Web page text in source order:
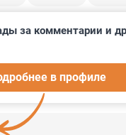
12
за комментарии и
в профиле